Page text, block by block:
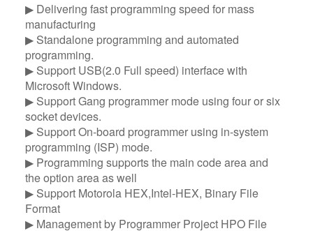
▶ Delivering fast programming speed for mass
manufacturing
▶ Standalone programming and automated
programming.
▶ Support USB(2.0 Full speed) interface with
Microsoft Windows.
▶ Support Gang programmer mode using four or six
socket devices.
▶ Support On-board programmer using in-system
programming (ISP) mode.
▶ Programming supports the main code area and
the option area as well
▶ Support Motorola HEX,Intel-HEX, Binary File
Format
▶ Management by Programmer Project HPO File